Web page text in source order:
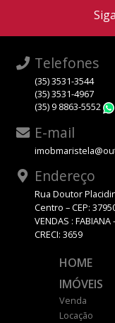
Telefones
(35) 3531-3544
(35) 3531-4967
(35) 9 8863-5552
E-mail
Endereço
Rua Doutor
Centro – CEP:
VENDAS :
CRECI: 3659
HOME
IMÓVEIS
Venda
Locação